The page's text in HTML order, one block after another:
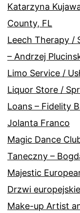
Katarzyna
County, FL
Leech Therapy /
– Andrzej
Limo Service /
Liquor Store /
Loans – Fidelity
Jolanta Franco
Magic Dance
Taneczny –
Majestic
Drzwi
Make-up Artist